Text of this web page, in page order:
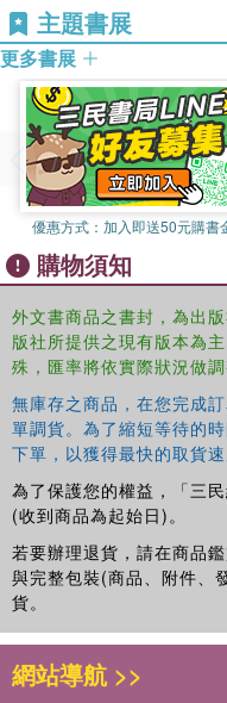
widening range of genres
prompting more ways to
provides lots of
scaffolding writing.Text
reading in the back of the
stimulating activities.
主題書展
更多書展
優惠方式： 加入即送50元購書
購物須知
外文書商品之書封，為出
版社所提供之現有版本為
殊，匯率將依實際狀況做調
無庫存之商品，在您完成
單調貨。為了縮短等待的
下單，以獲得最快的取貨
為了保護您的權益，「三民
(收到商品為起始日)。
若要辦理退貨，請在商品
與完整包裝(商品、附件、
貨。
網站導航 >>